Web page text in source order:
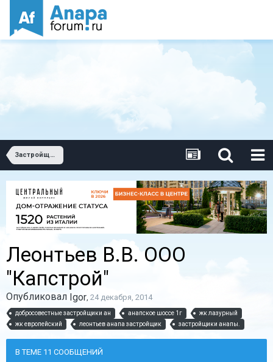
Застройщики Анапы.
Леонтьев В.В. ООО
"Капстрой"
Опубликовал Igor, 24 декабря, 2014
добросовестные застройщики ан анапское шоссе 1г
жк лазурный
жк европейский
леонтьев анапа застройщик застройщики анапы.
В ТЕМЕ 11 СООБЩЕНИЙ